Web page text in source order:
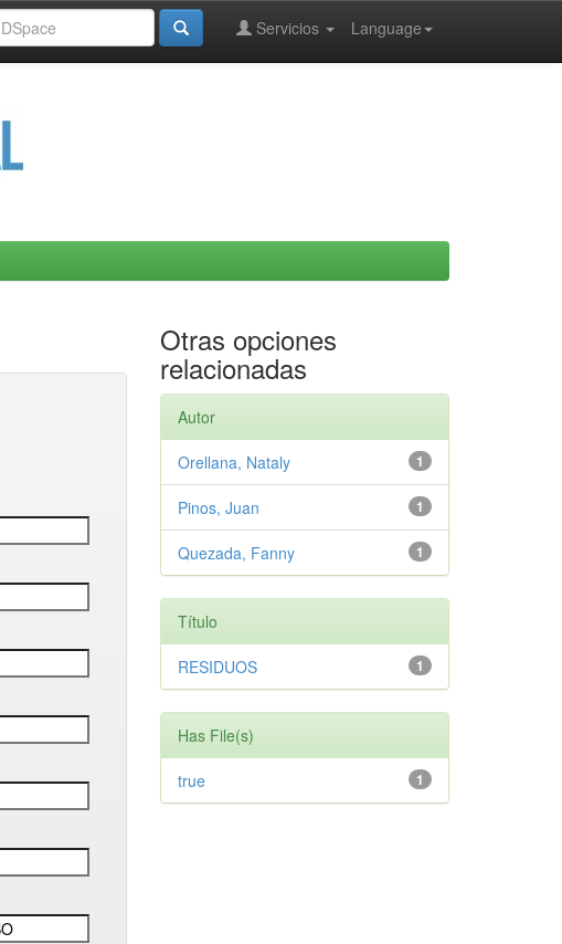
Language
Servicios
Otras opciones
relacionadas
Autor
1
Orellana, Nataly
1
Pinos, Juan
1
Quezada, Fanny
Título
1
RESIDUOS
Has File(s)
1
true